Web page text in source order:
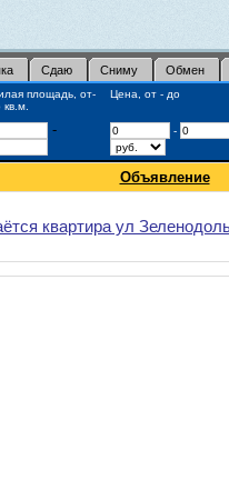
Сдаю Сниму Обмен
площадь, от-
кв.м.
Цена, от - до
- -
Объявление
квартира ул